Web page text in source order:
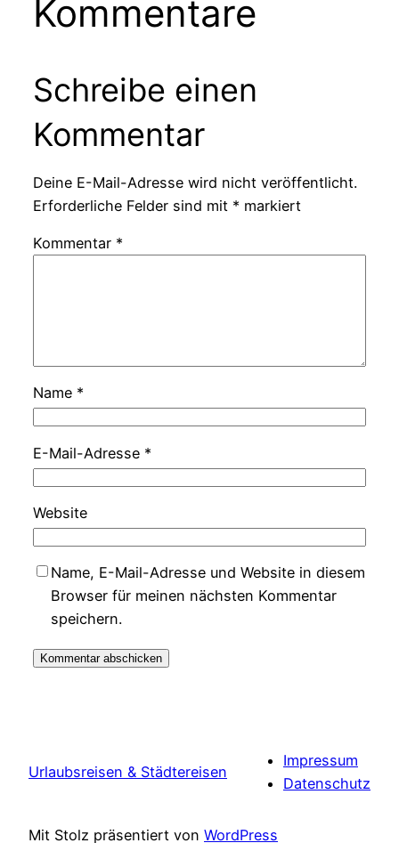
Kommentare
Schreibe einen
Kommentar
Deine E-Mail-Adresse wird nicht veröffentlicht.
Erforderliche Felder sind mit * markiert
Kommentar *
Name *
E-Mail-Adresse *
Website
Name, E-Mail-Adresse und Website in diesem
Browser für meinen nächsten Kommentar
speichern.
Urlaubsreisen & Städtereisen
Impressum
Datenschutz
Mit Stolz präsentiert von WordPress